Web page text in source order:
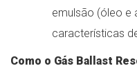
emulsão (óleo e
características
Como o Gás Ballast